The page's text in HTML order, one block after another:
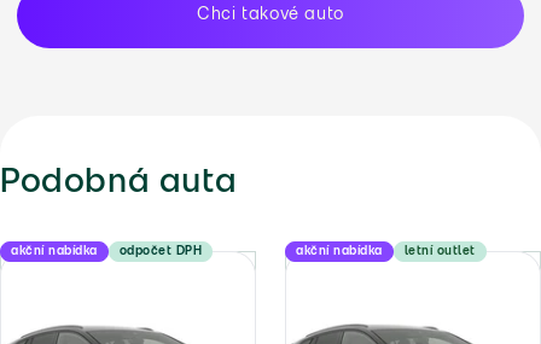
Chci takové auto
Podobná auta
akční nabídka odpočet DPH akční nabídka letní outlet